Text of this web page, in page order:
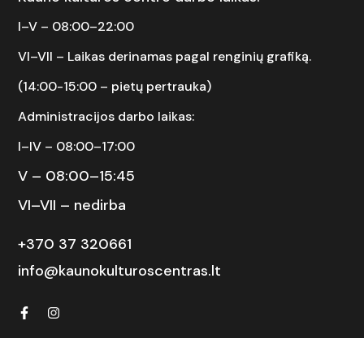
I–V – 08:00–22:00
VI–VII – Laikas derinamas pagal renginių grafiką.
(14:00-15:00 – pietų pertrauka)
Administracijos darbo laikas:
I–IV – 08:00–17:00
V – 08:00–15:45
VI–VII – nedirba
+370 37 320661
info@kaunokulturoscentras.lt